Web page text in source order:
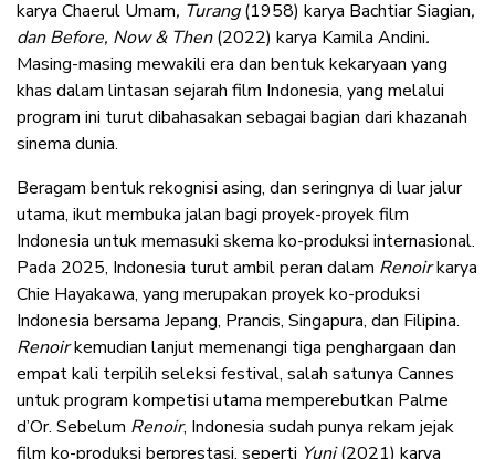
karya Chaerul Umam, Turang(1958) karya Bachtiar Siagian,
dan Before, Now & Then(2022) karya Kamila Andini.
Masing-masing mewakili era dan bentuk kekaryaan yang
khas dalam lintasan sejarah film Indonesia, yang melalui
program ini turut dibahasakan sebagai bagian dari khazanah
sinema dunia.
Beragam bentuk rekognisi asing, dan seringnya di luar jalur
utama, ikut membuka jalan bagi proyek-proyek film
Indonesia untuk memasuki skema ko-produksi internasional.
Pada 2025, Indonesia turut ambil peran dalam Renoirkarya
Chie Hayakawa, yang merupakan proyek ko-produksi
Indonesia bersama Jepang, Prancis, Singapura, dan Filipina.
Renoirkemudian lanjut memenangi tiga penghargaan dan
empat kali terpilih seleksi festival, salah satunya Cannes
untuk program kompetisi utama memperebutkan Palme
d’Or. Sebelum Renoir, Indonesia sudah punya rekam jejak
film ko-produksi berprestasi, seperti Yuni(2021) karya